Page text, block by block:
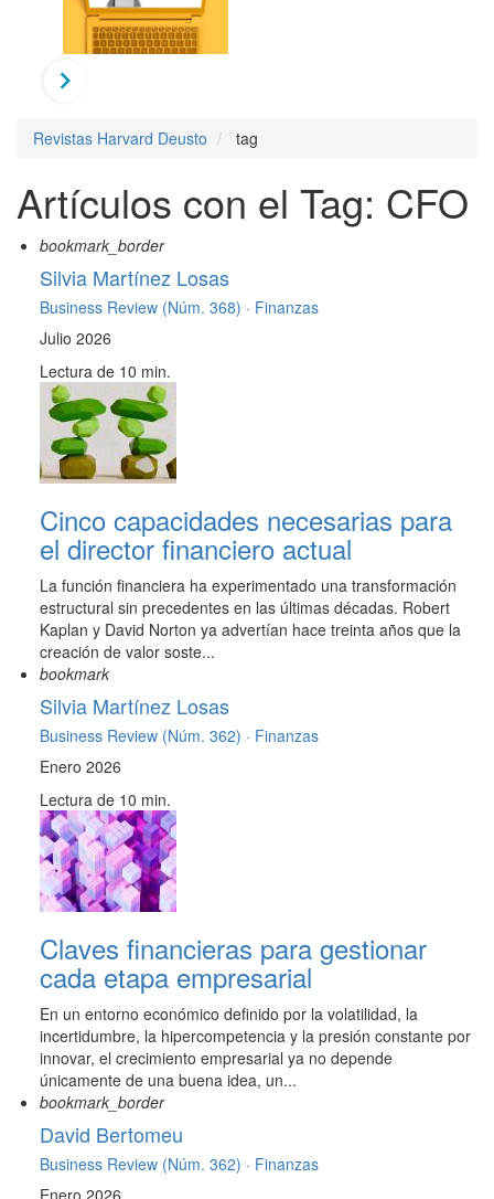
Revistas Harvard Deusto tag
Artículos con el Tag: CFO
bookmark_border
Silvia Martínez Losas
Business Review (Núm. 368) · Finanzas
Julio 2026
Lectura de 10 min.
Cinco capacidades necesarias para
el director financiero actual
La función financiera ha experimentado una transformación
estructural sin precedentes en las últimas décadas. Robert
Kaplan y David Norton ya advertían hace treinta años que la
creación de valor soste...
bookmark
Silvia Martínez Losas
Business Review (Núm. 362) · Finanzas
Enero 2026
Lectura de 10 min.
Claves financieras para gestionar
cada etapa empresarial
En un entorno económico definido por la volatilidad, la
incertidumbre, la hipercompetencia y la presión constante por
innovar, el crecimiento empresarial ya no depende
únicamente de una buena idea, un...
bookmark_border
David Bertomeu
Business Review (Núm. 362) · Finanzas